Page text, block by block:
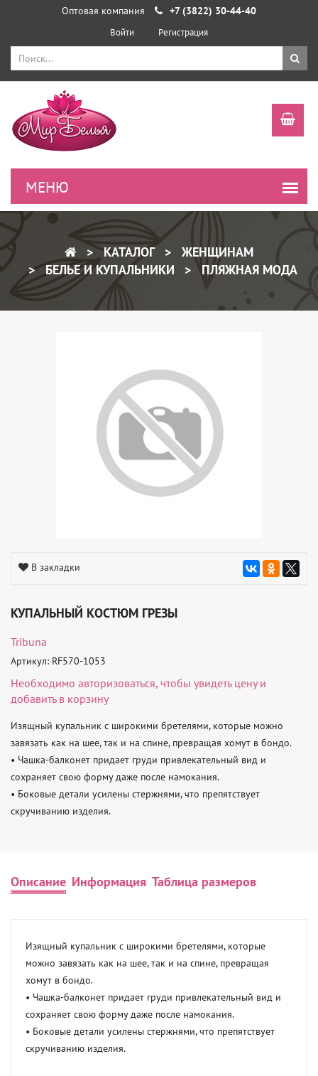
Оптовая компания +7 (3822) 30-44-40
Войти Регистрация
КАТАЛОГ
ЖЕНЩИНАМ
БЕЛЬЕ И КУПАЛЬНИКИ
ПЛЯЖНАЯ МОДА
В закладки
КУПАЛЬНЫЙ КОСТЮМ ГРЕЗЫ
Tribuna
Артикул: RF570-1053
Необходимо авторизоваться, чтобы увидеть цену и
добавить в корзину
Изящный купальник с широкими бретелями, которые можно
завязать как на шее, так и на спине, превращая хомут в бондо.
• Чашка-балконет придает груди привлекательный вид и
сохраняет свою форму даже после намокания.
• Боковые детали усилены стержнями, что препятствует
скручиванию изделия.
Описание Информация Таблица размеров
Изящный купальник с широкими бретелями, которые
можно завязать как на шее, так и на спине, превращая
хомут в бондо.
• Чашка-балконет придает груди привлекательный вид и
сохраняет свою форму даже после намокания.
• Боковые детали усилены стержнями, что препятствует
скручиванию изделия.